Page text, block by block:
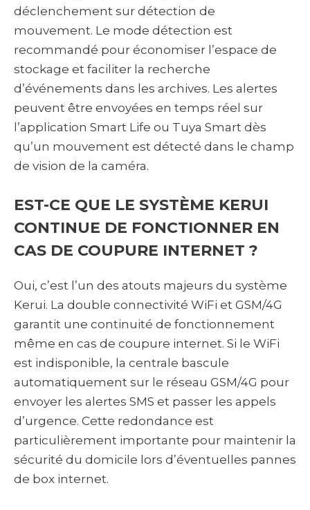
déclenchement sur détection de
mouvement. Le mode détection est
recommandé pour économiser l’espace de
stockage et faciliter la recherche
d’événements dans les archives. Les alertes
peuvent être envoyées en temps réel sur
l’application Smart Life ou Tuya Smart dès
qu’un mouvement est détecté dans le champ
de vision de la caméra.
EST-CE QUE LE SYSTÈME KERUI
CONTINUE DE FONCTIONNER EN
CAS DE COUPURE INTERNET ?
Oui, c’est l’un des atouts majeurs du système
Kerui. La double connectivité WiFi et GSM/4G
garantit une continuité de fonctionnement
même en cas de coupure internet. Si le WiFi
est indisponible, la centrale bascule
automatiquement sur le réseau GSM/4G pour
envoyer les alertes SMS et passer les appels
d’urgence. Cette redondance est
particulièrement importante pour maintenir la
sécurité du domicile lors d’éventuelles pannes
de box internet.